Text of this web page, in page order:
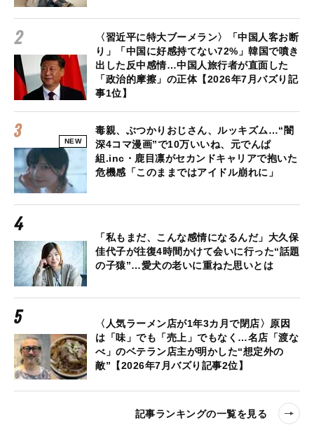
〈習近平に特大ブーメラン〉「中国人客お断
り」「中国に好感持てない72%」韓国で噴き
出した反中感情…中国人旅行者が直面した
「政治的摩擦」の正体【2026年7月バズり記
事1位】
NEW
毒親、ぶつかりおじさん、ルッキズム…“闇
深4コマ漫画”で10万いいね、元でんぱ
組.inc・鹿目凛がセカンドキャリアで抱いた
危機感「このままではアイドル崩れに」
「私もまだ、こんな感情になるんだ」大久保
佳代子が往復4時間かけて会いに行った“話題
の子猿”…愛犬の老いに重ねた思いとは
〈人気ラーメン店が1年3カ月で閉店〉原因
は「味」でも「売上」でもなく…名店「渡な
べ」のベテラン店主が明かした“想定外の
敵”【2026年7月バズり記事2位】
記事ランキングの一覧を見る